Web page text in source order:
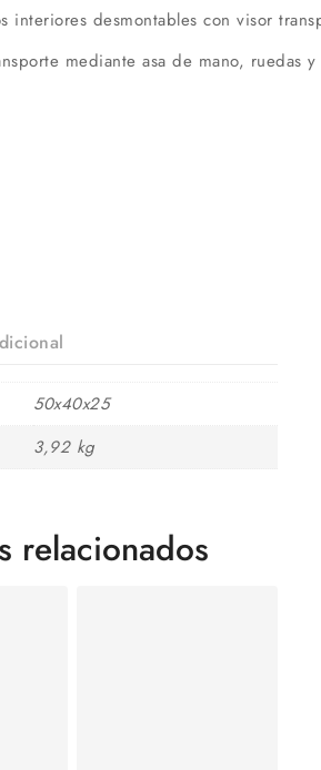
interiores desmontables con visor
mediante asa de mano, ruedas
50x40x25
3,92 kg
relacionados